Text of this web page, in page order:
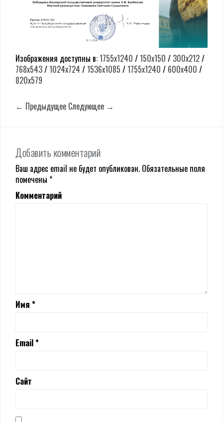
Изображения доступны в:1755x1240 /150x150 / 300x212/
768x543/1024x724 /1536x1085 /1755x1240 / 600x400 /
820x579
← Предыдущее Следующее →
Добавить комментарий
Ваш адрес email не будет опубликован. Обязательные поля
помечены *
Комментарий
Имя *
Email*
Сайт